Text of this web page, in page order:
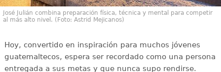
José Julián combina preparación física, técnica y mental para competir
al más alto nivel. (Foto: Astrid Mejicanos)
Hoy, convertido en inspiración para muchos jóvenes
guatemaltecos, espera ser recordado como una persona
entregada a sus metas y que nunca supo rendirse.